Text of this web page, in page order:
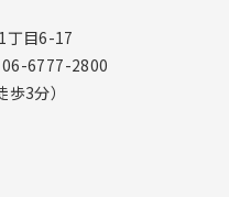
丁目6-17
6777-2800
3分）